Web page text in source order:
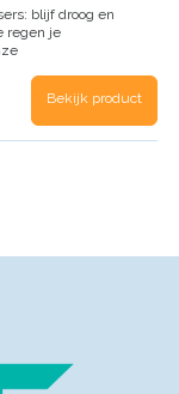
blijf droog en
regen je
en bescherming
meer met
Bekijk product